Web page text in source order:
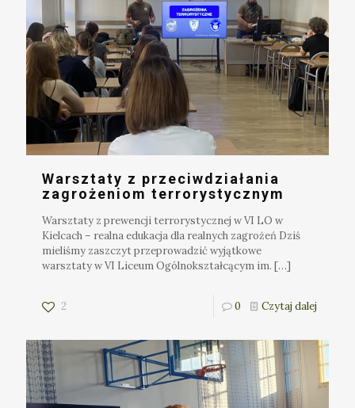
Warsztaty z przeciwdziałania
zagrożeniom terrorystycznym
Warsztaty z prewencji terrorystycznej w VI LO w
Kielcach – realna edukacja dla realnych zagrożeń Dziś
mieliśmy zaszczyt przeprowadzić wyjątkowe
warsztaty w VI Liceum Ogólnokształcącym im. […]
2 0 Czytaj dalej